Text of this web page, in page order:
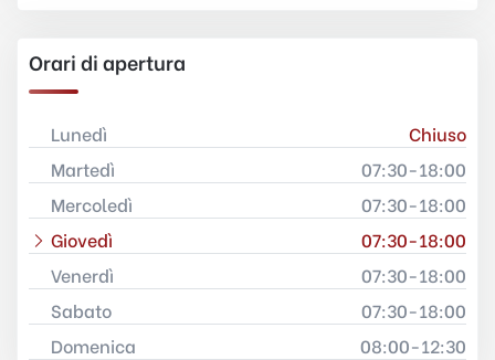
Orari di apertura
Lunedì
Chiuso
Martedì
07:30-18:00
Mercoledì
07:30-18:00
Giovedì
07:30-18:00
Venerdì
07:30-18:00
Sabato
07:30-18:00
Domenica
08:00-12:30